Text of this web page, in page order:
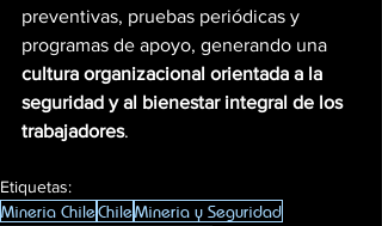
preventivas, pruebas periódicas y
programas de apoyo, generando una
cultura organizacional orientada a la
seguridad y al bienestar integral de los
trabajadores.
Etiquetas:
Mineria ChileChileMineria y Seguridad